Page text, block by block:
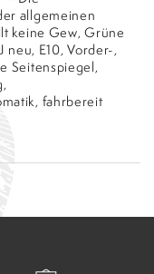
allgemeinen
keine Gew, Grüne
E10, Vorder-,
Seitenspiegel,
fahrbereit